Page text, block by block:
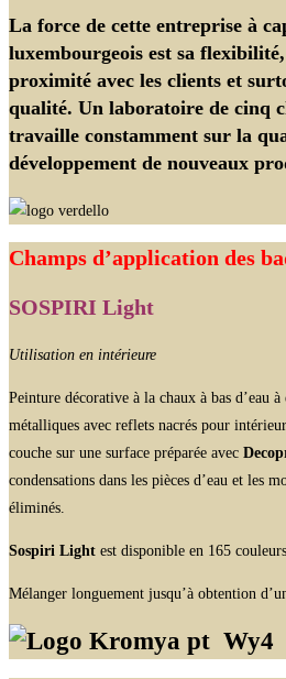
La force de cette entreprise à
luxembourgeois est sa
proximité avec les clients et
qualité. Un laboratoire de cinq
travaille constamment sur la
développement de nouveaux
Champs d’application des
SOSPIRI Light
Utilisation en intérieure
Peinture décorative à la chaux à bas d’eau
métalliques avec reflets nacrés pour
couche sur une surface préparée avec
condensations dans les pièces d’eau et les
éliminés.
Sospiri Light est disponible en 165 couleurs.
Mélanger longuement jusqu’à obtention
Wy4